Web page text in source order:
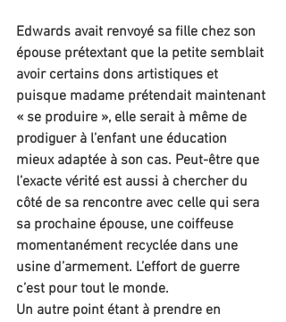
Edwards avait renvoyé sa fille chez son
épouse prétextant que la petite semblait
avoir certains dons artistiques et
puisque madame prétendait maintenant
« se produire », elle serait à même de
prodiguer à l’enfant une éducation
mieux adaptée à son cas. Peut-être que
l’exacte vérité est aussi à chercher du
côté de sa rencontre avec celle qui sera
sa prochaine épouse, une coiffeuse
momentanément recyclée dans une
usine d’armement. L’effort de guerre
c’est pour tout le monde.
Un autre point étant à prendre en